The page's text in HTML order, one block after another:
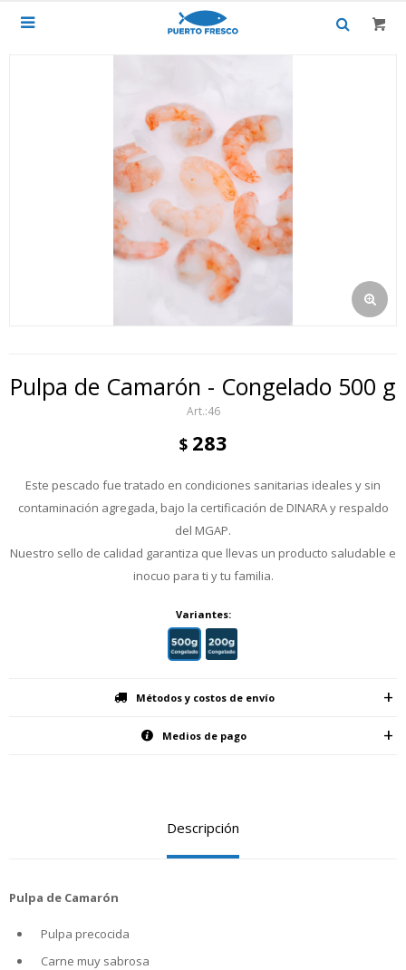

Pulpa de Camarón - Congelado 500 g
46
$ 283
Este pescado fue tratado en condiciones sanitarias ideales y sin
contaminación agregada, bajo la certificación de DINARA y respaldo
del MGAP.
Nuestro sello de calidad garantiza que llevas un producto saludable e
inocuo para ti y tu familia.
Variantes:
Métodos y costos de envío
Medios de pago
Descripción
Pulpa de Camarón
Pulpa precocida
Carne muy sabrosa